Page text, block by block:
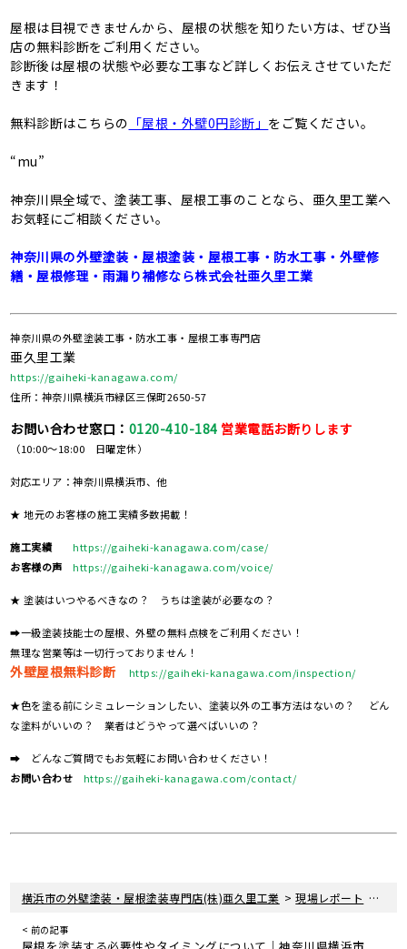
屋根は目視できませんから、屋根の状態を知りたい方は、ぜひ当
店の無料診断をご利用ください。
診断後は屋根の状態や必要な工事など詳しくお伝えさせていただ
きます！
無料診断はこちらの 「屋根・外壁0円診断」 をご覧ください。
“mu”
神奈川県全域で、塗装工事、屋根工事のことなら、亜久里工業へ
お気軽にご相談ください。
神奈川県の外壁塗装・屋根塗装・屋根工事・防水工事・外壁修
繕・屋根修理・⾬漏り補修なら株式会社亜久里工業
神奈川県の外壁塗装工事・防水工事・屋根工事専門店
亜久里工業
https://gaiheki-kanagawa.com/
住所：神奈川県横浜市緑区三保町2650-57
お問い合わせ窓口： 0120-410-184 営業電話お断りします
（10:00～18:00 日曜定休）
対応エリア：神奈川県横浜市、他
★ 地元のお客様の施工実績多数掲載！
施工実績
https://gaiheki-kanagawa.com/case/
お客様の声
https://gaiheki-kanagawa.com/voice/
★ 塗装はいつやるべきなの？ うちは塗装が必要なの？
➡一級塗装技能士の屋根、外壁の無料点検をご利用ください！
無理な営業等は一切行っておりません！
外壁屋根無料診断 https://gaiheki-kanagawa.com/inspection/
★色を塗る前にシミュレーションしたい、塗装以外の工事方法はないの？ どん
な塗料がいいの？ 業者はどうやって選べばいいの？
➡ どんなご質問でもお気軽にお問い合わせください！
お問い合わせ
https://gaiheki-kanagawa.com/contact/
横浜市の外壁塗装・屋根塗装専門店(株)亜久里工業 >現場レポート
< 前の記事